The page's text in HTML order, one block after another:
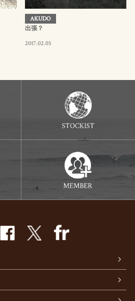
AKUDO
出張？
2017.02.05